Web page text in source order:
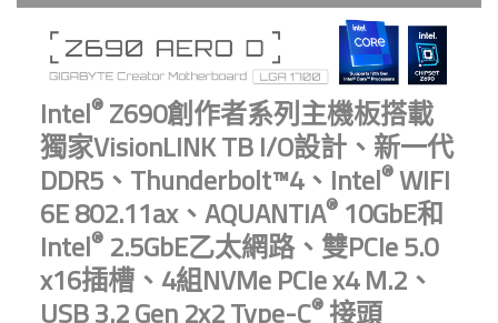
Intel®Z690創作者系列主機板搭載
獨家VisionLINK TB I/O設計、新一代
DDR5、Thunderbolt™4、Intel®WIFI
6E 802.11ax、AQUANTIA®10GbE和
Intel®2.5GbE乙太網路、雙PCIe 5.0
x16插槽、4組NVMe PCIe x4 M.2、
USB 3.2 Gen 2x2 Type-C®接頭